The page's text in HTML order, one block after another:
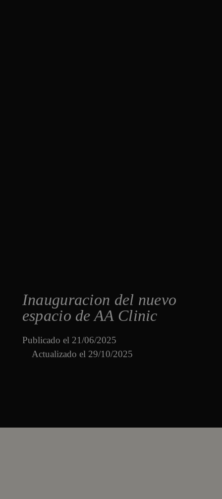
Inauguracion del nuevo
espacio de AA Clinic
Publicado el 21/06/2025
Actualizado el 29/10/2025